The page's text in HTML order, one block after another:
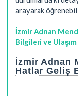
arayarak
İzmir Adnan
Bilgileri ve Ulaşım
İzmir Adnan
Hatlar Geliş